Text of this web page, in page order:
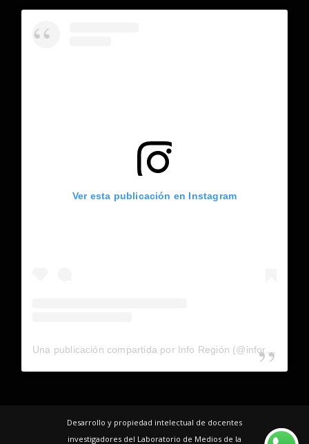
Ver esta publicación en Instagram
Desarrollo y propiedad intelectual de docentes
investigadores del Laboratorio de Medios de la